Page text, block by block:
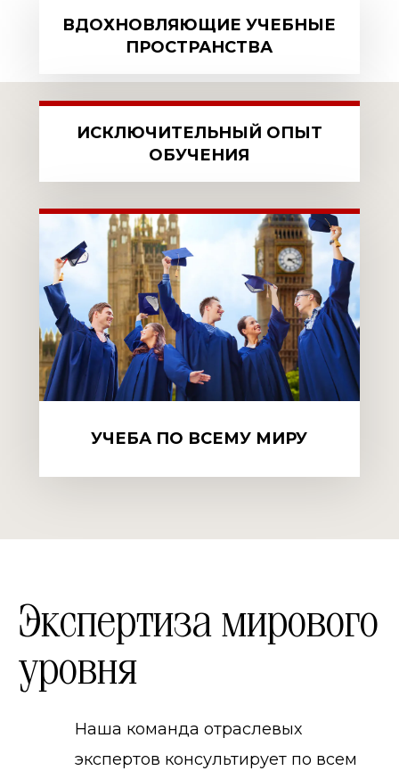
ВДОХНОВЛЯЮЩИЕ УЧЕБНЫЕ
ПРОСТРАНСТВА
ИСКЛЮЧИТЕЛЬНЫЙ ОПЫТ
ОБУЧЕНИЯ
УЧЕБА ПО ВСЕМУ МИРУ
Экспертиза мирового
уровня
Наша команда отраслевых
экспертов консультирует по всем